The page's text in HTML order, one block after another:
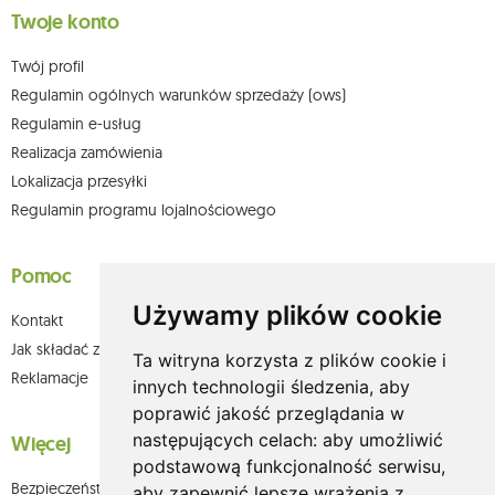
Używamy plików cookie
Ta witryna korzysta z plików cookie i
innych technologii śledzenia, aby
poprawić jakość przeglądania w
następujących celach: aby umożliwić
podstawową funkcjonalność serwisu,
Twoje konto
Twój profil
Regulamin ogólnych warunków sprzedaży (ows)
Regulamin e-usług
Realizacja zamówienia
Lokalizacja przesyłki
Regulamin programu lojalnościowego
Pomoc
Kontakt
Jak składać zamówienia w sklepie olium.pl?
Reklamacje
Więcej
Bezpieczeństwo płatności